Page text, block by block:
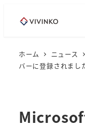
ホーム ニュース
バーに登録されまし